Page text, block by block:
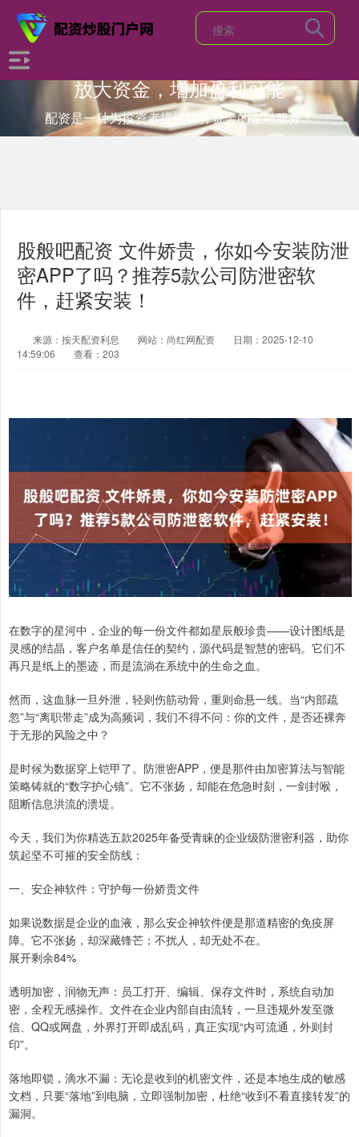
放大资金，增加盈利可能
配资是一种为投资者提供杠杆资金的金融服务！
股般吧配资 文件娇贵，你如今安装防泄
密APP了吗？推荐5款公司防泄密软
件，赶紧安装！
来源：按天配资利息 网站：尚红网配资
日期：2025-12-10
14:59:06
查看：203
在数字的星河中，企业的每一份文件都如星辰般珍贵——设计图纸是
灵感的结晶，客户名单是信任的契约，源代码是智慧的密码。它们不
再只是纸上的墨迹，而是流淌在系统中的生命之血。
然而，这血脉一旦外泄，轻则伤筋动骨，重则命悬一线。当“内部疏
忽”与“离职带走”成为高频词，我们不得不问：你的文件，是否还裸奔
于无形的风险之中？
是时候为数据穿上铠甲了。防泄密APP，便是那件由加密算法与智能
策略铸就的“数字护心镜”。它不张扬，却能在危急时刻，一剑封喉，
阻断信息洪流的溃堤。
今天，我们为你精选五款2025年备受青睐的企业级防泄密利器，助你
筑起坚不可摧的安全防线：
一、安企神软件：守护每一份娇贵文件
如果说数据是企业的血液，那么安企神软件便是那道精密的免疫屏
障。它不张扬，却深藏锋芒；不扰人，却无处不在。
展开剩余84%
透明加密，润物无声：员工打开、编辑、保存文件时，系统自动加
密，全程无感操作。文件在企业内部自由流转，一旦违规外发至微
信、QQ或网盘，外界打开即成乱码，真正实现“内可流通，外则封
印”。
落地即锁，滴水不漏：无论是收到的机密文件，还是本地生成的敏感
文档，只要“落地”到电脑，立即强制加密，杜绝“收到不看直接转发”的
漏洞。